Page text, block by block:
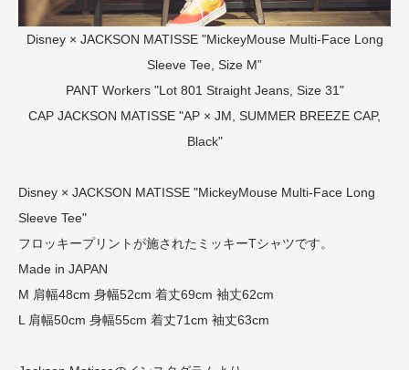
Disney × JACKSON MATISSE "MickeyMouse Multi-Face Long
Sleeve Tee, Size M”
PANT Workers "Lot 801 Straight Jeans, Size 31"
CAP JACKSON MATISSE "AP × JM, SUMMER BREEZE CAP,
Black"
Disney × JACKSON MATISSE "MickeyMouse Multi-Face Long
Sleeve Tee"
フロッキープリントが施されたミッキーTシャツです。
Made in JAPAN
M 肩幅48cm 身幅52cm 着丈69cm 袖丈62cm
L 肩幅50cm 身幅55cm 着丈71cm 袖丈63cm